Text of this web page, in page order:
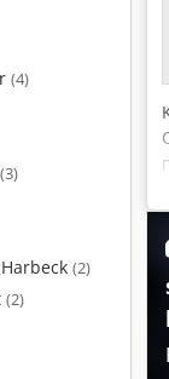
(4)
(3)
(2)
(2)